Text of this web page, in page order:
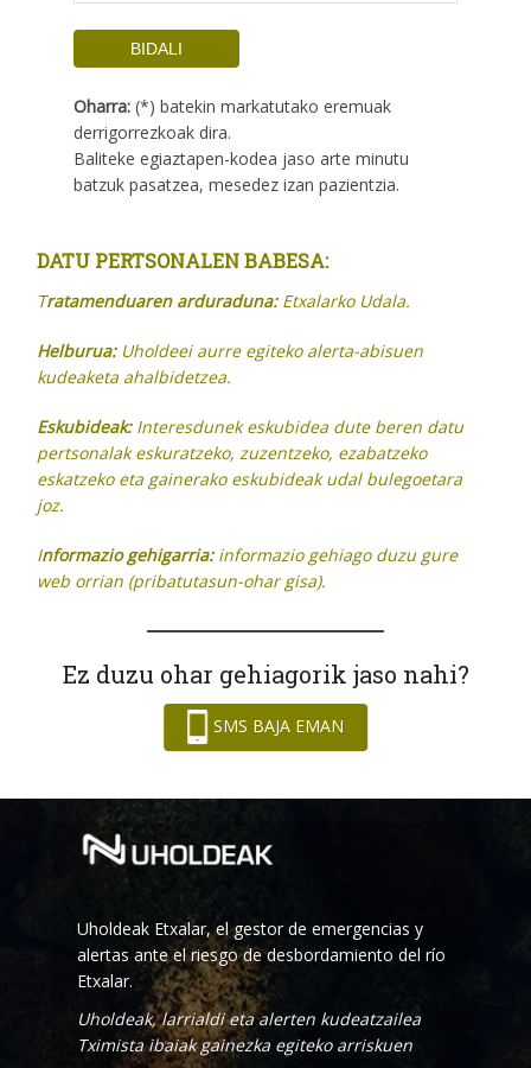
Oharra: (*) batekin markatutako eremuak
derrigorrezkoak dira.
Baliteke egiaztapen-kodea jaso arte minutu
batzuk pasatzea, mesedez izan pazientzia.
DATU PERTSONALEN BABESA:
Tratamenduaren arduraduna: Etxalarko Udala.
Helburua:Uholdeei aurre egiteko alerta-abisuen
kudeaketa ahalbidetzea.
Eskubideak:Interesdunek eskubidea dute beren datu
pertsonalak eskuratzeko, zuzentzeko, ezabatzeko
eskatzeko eta gainerako eskubideak udal bulegoetara
joz.
Informazio gehigarria:informazio gehiago duzu gure
web orrian (pribatutasun-ohar gisa).
Ez duzu ohar gehiagorik jaso nahi?
SMS BAJA EMAN
Uholdeak Etxalar, el gestor de emergencias y
alertas ante el riesgo de desbordamiento del río
Etxalar.
Uholdeak, larrialdi eta alerten kudeatzailea
Tximista ibaiak gainezka egiteko arriskuen